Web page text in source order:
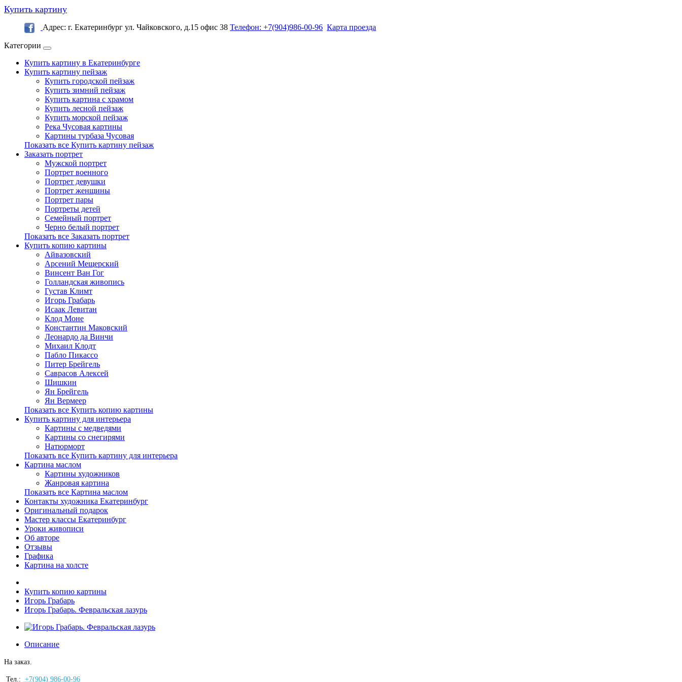
Купить картину
Адрес: г. Екатеринбург ул. Чайковского, д.15 офис 38 Телефон: +7(904)986-00-96 Карта проезда
Категории
Купить картину в Екатеринбурге
Купить картину пейзаж
Купить городской пейзаж
Купить зимний пейзаж
Купить картина с храмом
Купить лесной пейзаж
Купить морской пейзаж
Река Чусовая картины
Картины турбаза Чусовая
Показать все Купить картину пейзаж
Заказать портрет
Мужской портрет
Портрет военного
Портрет девушки
Портрет женщины
Портрет пары
Портреты детей
Семейный портрет
Черно белый портрет
Показать все Заказать портрет
Купить копию картины
Айвазовский
Арсений Мещерский
Винсент Ван Гог
Голландская живопись
Густав Климт
Игорь Грабарь
Исаак Левитан
Клод Моне
Константин Маковский
Леонардо да Винчи
Михаил Клодт
Пабло Пикассо
Питер Брейгель
Саврасов Алексей
Шишкин
Ян Брейгель
Ян Вермеер
Показать все Купить копию картины
Купить картину для интерьера
Картины с медведями
Картины со снегирями
Натюрморт
Показать все Купить картину для интерьера
Картина маслом
Картины художников
Жанровая картина
Показать все Картина маслом
Контакты художника Екатеринбург
Оригинальный подарок
Мастер классы Екатеринбург
Уроки живописи
Об авторе
Отзывы
Графика
Картина на холсте
Купить копию картины
Игорь Грабарь
Игорь Грабарь. Февральская лазурь
Описание
На заказ.
Тел.: +7(904) 986-00-96